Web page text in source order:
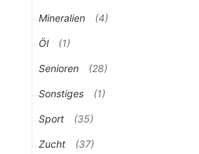
Mineralien (4)
Öl (1)
Senioren (28)
Sonstiges (1)
Sport (35)
Zucht (37)